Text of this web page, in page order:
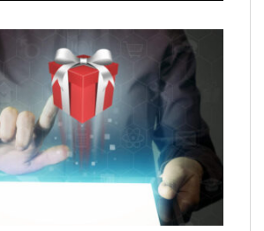
Journal’, una revista digital mensual de
editorial